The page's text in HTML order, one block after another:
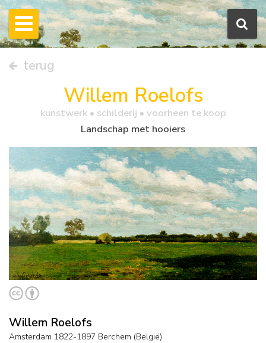
terug
Willem Roelofs
kunstwerk • schilderij • voorheen te koop
Landschap met hooiers
Willem Roelofs
Amsterdam 1822-1897 Berchem (België)